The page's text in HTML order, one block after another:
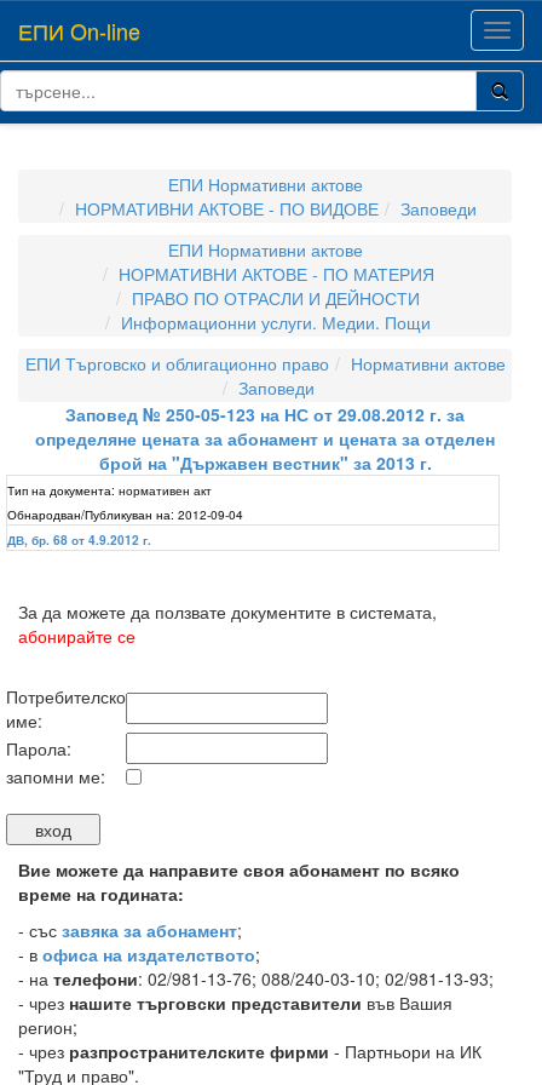
ЕПИ On-line
ЕПИ Нормативни актове
НОРМАТИВНИ АКТОВЕ - ПО ВИДОВЕ
Заповеди
ЕПИ Нормативни актове
НОРМАТИВНИ АКТОВЕ - ПО МАТЕРИЯ
ПРАВО ПО ОТРАСЛИ И ДЕЙНОСТИ
Информационни услуги. Медии. Пощи
ЕПИ Търговско и облигационно право
Нормативни актове
Заповеди
Заповед № 250-05-123 на НС от 29.08.2012 г. за
определяне цената за абонамент и цената за отделен
брой на "Държавен вестник" за 2013 г.
Тип на документа: нормативен акт
Обнародван/Публикуван на: 2012-09-04
ДВ, бр. 68 от 4.9.2012 г.
За да можете да ползвате документите в системата,
абонирайте се
Потребителско
име:
Парола:
запомни ме:
Вие можете да направите своя абонамент по всяко
време на годината:
- със завяка за абонамент;
- в офиса на издателството;
- на телефони: 02/981-13-76; 088/240-03-10; 02/981-13-93;
- чрез нашите търговски представители във Вашия
регион;
- чрез разпространителските фирми - Партньори на ИК
"Труд и право".